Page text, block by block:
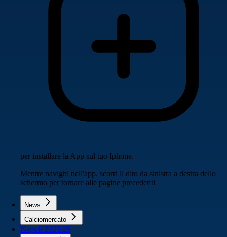
per installare la App sul tuo Iphone.
Mentre navighi nell'app, scorri il dito da sinistra a destra dello
schermo per tornare alle pagine precedenti
News
Calciomercato
Napoli 2025/26